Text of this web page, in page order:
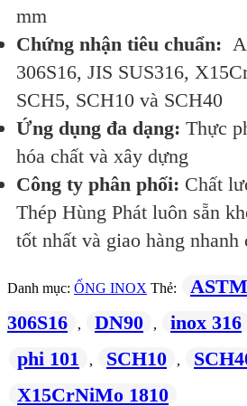
mm
Chứng nhận tiêu chuẩn:
306S16, JIS SUS316,
SCH5, SCH10 và SCH40
Ứng dụng đa dạng: Thực
hóa chất và xây dựng
Công ty phân phối: Chất
Thép Hùng Phát luôn sẵn
tốt nhất và giao hàng nhanh
Danh mục: ỐNG INOX Thẻ:
306S16
, DN90 , inox 316
phi 101 , SCH10 ,
X15CrNiMo 1810